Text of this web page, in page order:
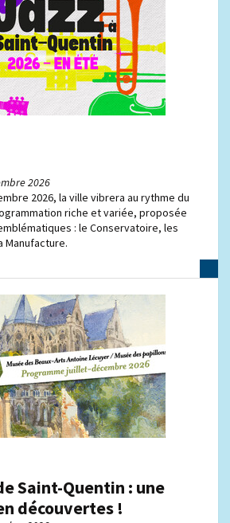
2026
2026, la ville vibrera au rythme du
riche et variée, proposée
: le Conservatoire, les
Manufacture.
Saint-Quentin : une
découvertes !